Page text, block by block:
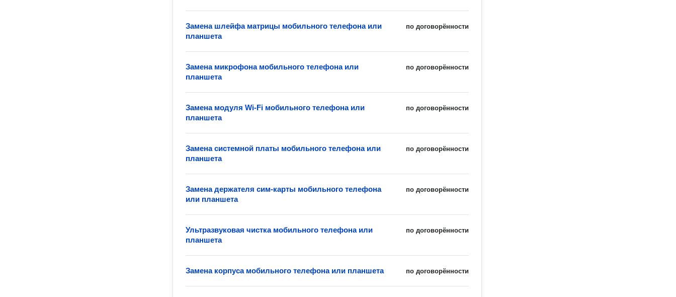
по договорённости
Замена шлейфа матрицы мобильного телефона или
планшета
по договорённости
Замена микрофона мобильного телефона или
планшета
по договорённости
Замена модуля Wi-Fi мобильного телефона или
планшета
по договорённости
Замена системной платы мобильного телефона или
планшета
по договорённости
Замена держателя сим-карты мобильного телефона
или планшета
по договорённости
Ультразвуковая чистка мобильного телефона или
планшета
по договорённости
Замена корпуса мобильного телефона или планшета